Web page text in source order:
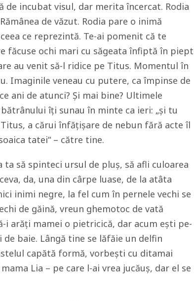
de incubat visul, dar merita încercat. Rodia
de văzut. Rodia pare o inimă
ce reprezintă. Te-ai pomenit că te
făcuse ochi mari cu săgeata înfiptă în piept
au venit să-l ridice pe Titus. Momentul în
Imaginile veneau cu putere, ca împinse de
ani de atunci? Și mai bine? Ultimele
îți sunau în minte ca ieri: „și tu
a cărui înfățișare de nebun fără acte îl
tatei“ – către tine.
să spinteci ursul de pluș, să afli culoarea
da, una din cârpe luase, de la atâta
inimi negre, la fel cum în pernele vechi se
de găină, vreun ghemotoc de vată
i arăți mamei o pietricică, dar acum ești pe-
baie. Lângă tine se lăfăie un delfin
capătă formă, vorbești cu ditamai
Lia – pe care l-ai vrea jucăuș, dar el se